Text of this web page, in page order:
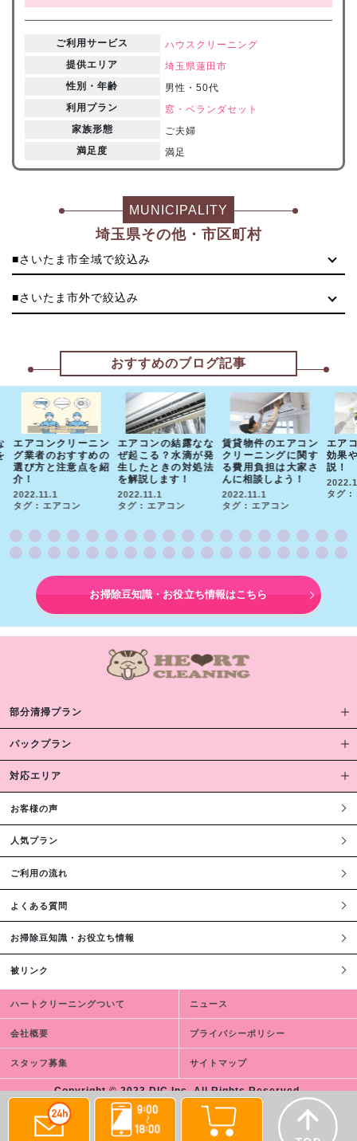
ご利用サービス
ハウスクリーニング
提供エリア
埼玉県蓮田市
性別・年齢
男性・50代
利用プラン
窓・ベランダセット
家族形態
ご夫婦
満足度
満足
MUNICIPALITY
埼玉県その他・市区町村
■さいたま市全域で絞込み
■さいたま市外で絞込み
おすすめのブログ記事
ン
の
紹
エアコンの結露なな
ぜ起こる？水滴が発
生したときの対処法
を解説します！
2022.11.1
タグ : エアコン
賃貸物件のエアコン
クリーニングに関す
る費用負担は大家さ
んに相談しよう！
2022.11.1
タグ : エアコン
エアコンを掃除する
効果やメリットを解
説！
2022.11.1
タグ : エアコン
エ
除
ッ
ほ
解
お掃除豆知識・お役立ち情報はこちら
部分清掃プラン
パックプラン
対応エリア
お客様の声
人気プラン
ご利用の流れ
よくある質問
お掃除豆知識・お役立ち情報
被リンク
ハートクリーニングついて ニュース
会社概要 プライバシーポリシー
スタッフ募集 サイトマップ
Copyright © 2023 DIC,Inc. All Rights Reserved.